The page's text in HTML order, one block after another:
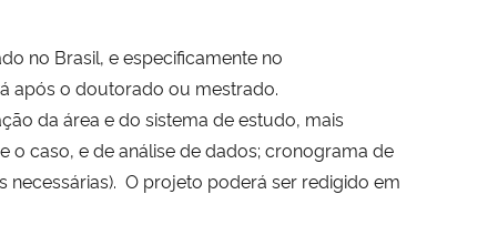
no Brasil, e especificamente no
após o doutorado ou mestrado.
da área e do sistema de estudo, mais
caso, e de análise de dados; cronograma de
O projeto poderá ser redigido em